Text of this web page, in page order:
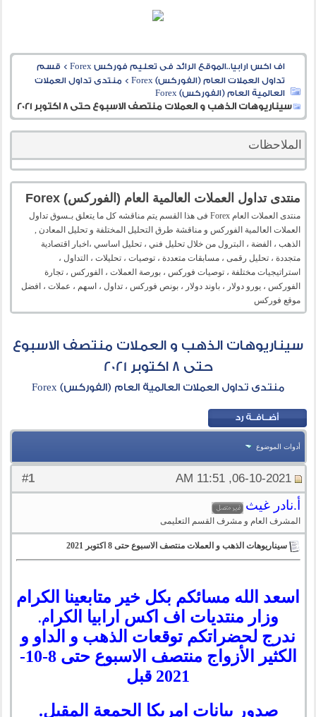
اف اكس ارابيا..الموقع الرائد فى تعليم فوركس Forex > قسم
تداول العملات العام (الفوركس) Forex
> منتدى تداول العملات
العالمية العام (الفوركس) Forex
سيناريوهات الذهب و العملات منتصف الاسبوع حتى 8 اكتوبر 2021
الملاحظات
منتدى تداول العملات العالمية العام (الفوركس) Forex
منتدى العملات العام Forex فى هذا القسم يتم مناقشه كل ما يتعلق بـسوق تداول
العملات العالمية الفوركس و مناقشة طرق التحليل المختلفة و تحليل المعادن ,
الذهب ، الفضة ، البترول من خلال تحليل فني ، تحليل اساسي ،اخبار اقتصادية
متجددة ، تحليل رقمى ، مسابقات متعددة ، توصيات ، تحليلات ، التداول ،
استراتيجيات مختلفة ، توصيات فوركس ، بورصة العملات ، الفوركس ، تجارة
الفوركس ، يورو دولار ، باوند دولار ، بونص فوركس ، تداول ، اسهم ، عملات ، افضل
موقع فوركس
سيناريوهات الذهب و العملات منتصف الاسبوع
حتى 8 اكتوبر 2021
منتدى تداول العملات العالمية العام (الفوركس) Forex
أدوات الموضوع
#
1 06-10-2021, 11:51 AM
أ.نادر غيث
المشرف العام و مشرف القسم التعليمى
سيناريوهات الذهب و العملات منتصف الاسبوع حتى 8 اكتوبر 2021
اسعد الله مسائكم بكل خير متابعينا الكرام
وزار منتديات اف اكس ارابيا الكرام.
ندرج لحضراتكم توقعات الذهب و الداو و
الكثير الأزواج منتصف الاسبوع حتى 8-10-
2021 قبل
صدور بيانات امريكا الجمعة المقبل.